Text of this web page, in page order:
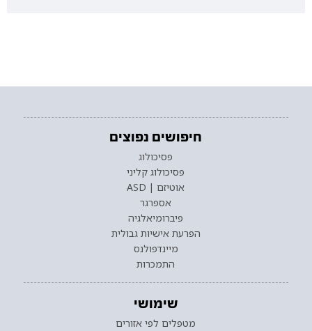
חיפושים נפוצים
פסיכולוג
פסיכולוג קליני
אוטיזם | ASD
אספרגר
פיברומיאלגיה
הפרעת אישיות גבולית
מיינדפולנס
התמכרות
שימושי
מטפלים לפי אזורים